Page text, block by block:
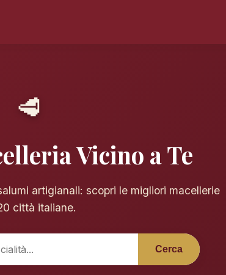
🥩
Vicino a Te
artigianali: scopri le migliori macellerie
città italiane.
Cerca